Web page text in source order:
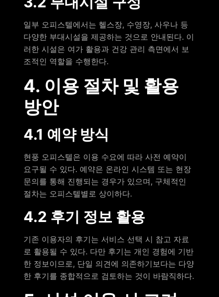
일부 오피스텔에서는 헬스장, 수영장, 사우나 등
다양한 부대시설을 제공하는 것으로 안내된다. 이
러한 시설은 여가 활용과 건강 관리 측면에서 보
조적인 역할을 수행한다.
4. 이용 절차 및 활용
방안
4.1 예약 방식
현풍 오피스텔은 이용 수요에 따라 사전 예약이
요구될 수 있다. 예약은 온라인 시스템 또는 현장
문의를 통해 진행되는 경우가 있으며, 구체적인
절차는 오피스텔별로 상이하다.
4.2 후기 정보 활용
기존 이용자의 후기는 서비스 선택 시 참고 자료
로 활용될 수 있다. 다만 후기는 개인 경험에 기반
한 정보이므로, 단일 의견에 의존하기보다는 다양
한 후기를 종합적으로 검토하는 것이 바람직하다.